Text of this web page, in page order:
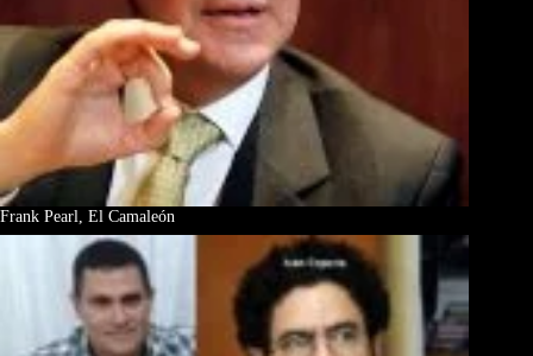
Frank Pearl, El Camaleón